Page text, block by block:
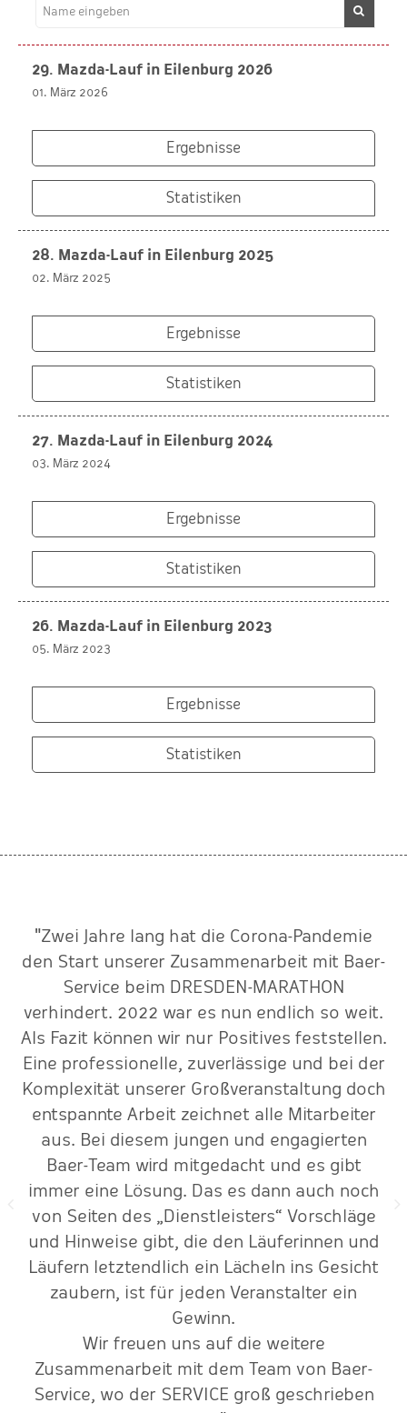
29. Mazda-Lauf in Eilenburg 2026
01. März 2026
Ergebnisse
Statistiken
28. Mazda-Lauf in Eilenburg 2025
02. März 2025
Ergebnisse
Statistiken
27. Mazda-Lauf in Eilenburg 2024
03. März 2024
Ergebnisse
Statistiken
26. Mazda-Lauf in Eilenburg 2023
05. März 2023
Ergebnisse
Statistiken
"Zwei Jahre lang hat die Corona-Pandemie
den Start unserer Zusammenarbeit mit Baer-
Service beim DRESDEN-MARATHON
verhindert. 2022 war es nun endlich so weit.
Als Fazit können wir nur Positives feststellen.
Eine professionelle, zuverlässige und bei der
Komplexität unserer Großveranstaltung doch
entspannte Arbeit zeichnet alle Mitarbeiter
aus. Bei diesem jungen und engagierten
Baer-Team wird mitgedacht und es gibt
immer eine Lösung. Das es dann auch noch
von Seiten des „Dienstleisters“ Vorschläge
und Hinweise gibt, die den Läuferinnen und
Läufern letztendlich ein Lächeln ins Gesicht
zaubern, ist für jeden Veranstalter ein
Gewinn.
Wir freuen uns auf die weitere
Zusammenarbeit mit dem Team von Baer-
Service, wo der SERVICE groß geschrieben